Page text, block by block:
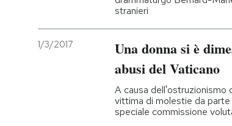
stranieri
1/3/2017
Una donna si è
abusi del Vaticano
A causa dell'ostruzionismo
vittima di molestie da
speciale commissione